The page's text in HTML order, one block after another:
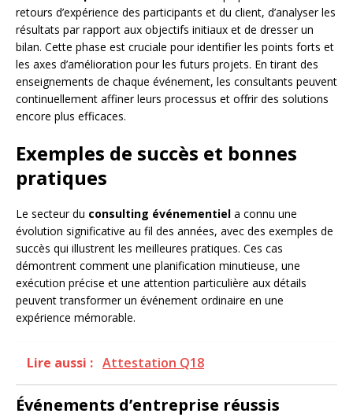
retours d’expérience des participants et du client, d’analyser les
résultats par rapport aux objectifs initiaux et de dresser un
bilan. Cette phase est cruciale pour identifier les points forts et
les axes d’amélioration pour les futurs projets. En tirant des
enseignements de chaque événement, les consultants peuvent
continuellement affiner leurs processus et offrir des solutions
encore plus efficaces.
Exemples de succès et bonnes
pratiques
Le secteur du consulting événementiel a connu une
évolution significative au fil des années, avec des exemples de
succès qui illustrent les meilleures pratiques. Ces cas
démontrent comment une planification minutieuse, une
exécution précise et une attention particulière aux détails
peuvent transformer un événement ordinaire en une
expérience mémorable.
Lire aussi : Attestation Q18
Événements d’entreprise réussis